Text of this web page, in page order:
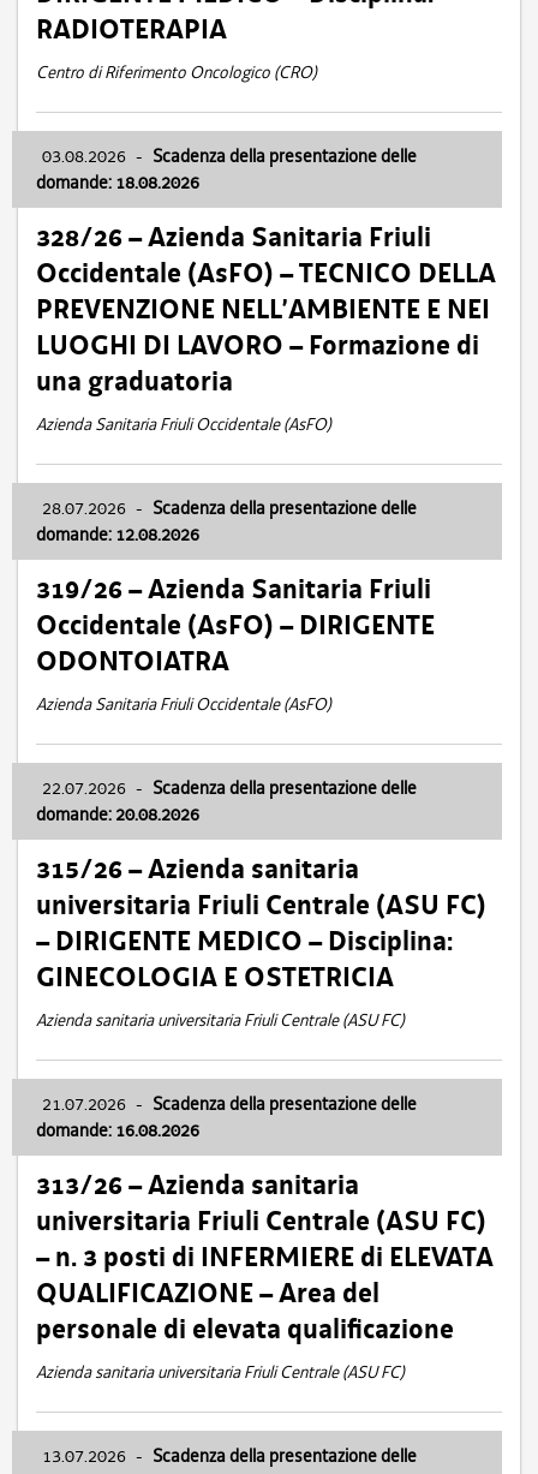
RADIOTERAPIA
Centro di Riferimento Oncologico (CRO)
03.08.2026 - Scadenza della presentazione delle
domande: 18.08.2026
328/26 – Azienda Sanitaria Friuli
Occidentale (AsFO) – TECNICO DELLA
PREVENZIONE NELL’AMBIENTE E NEI
LUOGHI DI LAVORO – Formazione di
una graduatoria
Azienda Sanitaria Friuli Occidentale (AsFO)
28.07.2026 - Scadenza della presentazione delle
domande: 12.08.2026
319/26 – Azienda Sanitaria Friuli
Occidentale (AsFO) – DIRIGENTE
ODONTOIATRA
Azienda Sanitaria Friuli Occidentale (AsFO)
22.07.2026 - Scadenza della presentazione delle
domande: 20.08.2026
315/26 – Azienda sanitaria
universitaria Friuli Centrale (ASU FC)
– DIRIGENTE MEDICO – Disciplina:
GINECOLOGIA E OSTETRICIA
Azienda sanitaria universitaria Friuli Centrale (ASU FC)
21.07.2026 - Scadenza della presentazione delle
domande: 16.08.2026
313/26 – Azienda sanitaria
universitaria Friuli Centrale (ASU FC)
– n. 3 posti di INFERMIERE di ELEVATA
QUALIFICAZIONE – Area del
personale di elevata qualificazione
Azienda sanitaria universitaria Friuli Centrale (ASU FC)
13.07.2026 - Scadenza della presentazione delle